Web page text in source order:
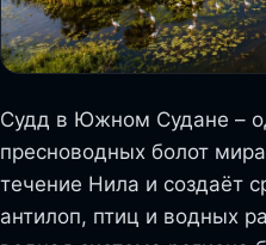
Судд в Южном Судане –
пресноводных болот
течение Нила и создаёт
антилоп, птиц и водных